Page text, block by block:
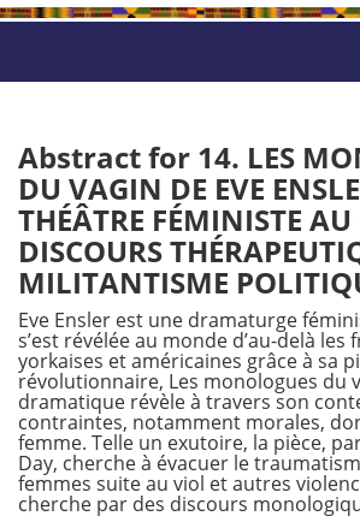
Abstract for 14. LES
DU VAGIN DE EVE
THÉÂTRE FÉMINISTE
DISCOURS
MILITANTISME
Eve Ensler est une dramaturge
s’est révélée au monde d’au-delà
yorkaises et américaines grâce à sa
révolutionnaire, Les monologues du
dramatique révèle à travers son
contraintes, notamment morales,
femme. Telle un exutoire, la pièce,
Day, cherche à évacuer le
femmes suite au viol et autres
cherche par des discours